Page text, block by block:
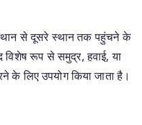
से दूसरे स्थान तक पहुंचने के
विशेष रूप से समुद्र, हवाई, या
के लिए उपयोग किया जाता है।